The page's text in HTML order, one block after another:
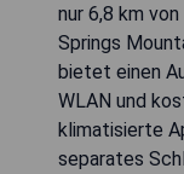
nur 6,8 km
Springs
bietet einen
WLAN und
klimatisierte
separates